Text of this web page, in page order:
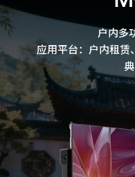
户内多
应用平台：户内租赁